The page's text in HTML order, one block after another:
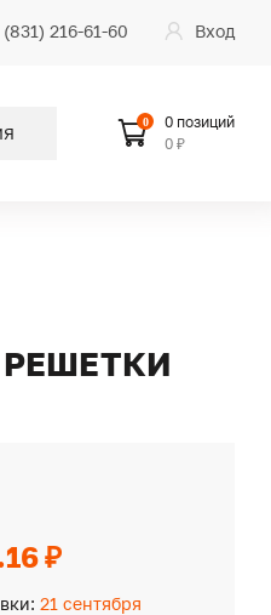
216-61-60 Вход
0
0 позиций
0 ₽
РЕШЕТКИ
₽
21 сентября